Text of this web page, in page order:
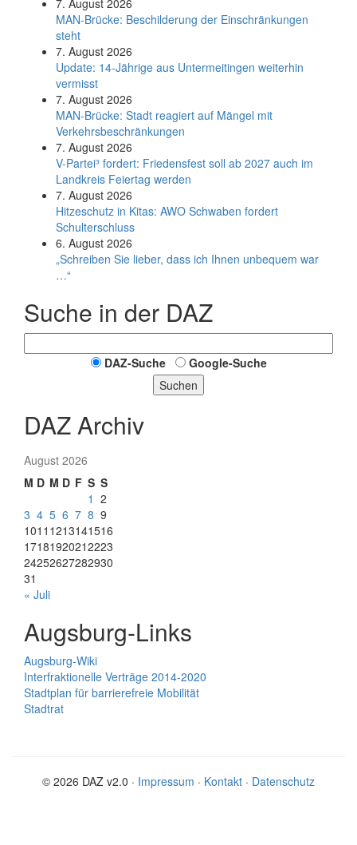
7. August 2026
MAN-Brücke: Beschilderung der Einschränkungen
steht
7. August 2026
Update: 14-Jährige aus Untermeitingen weiterhin
vermisst
7. August 2026
MAN-Brücke: Stadt reagiert auf Mängel mit
Verkehrsbeschränkungen
7. August 2026
V-Partei­³ fordert: Friedens­fest soll ab 2027 auch im
Land­kreis Feier­tag werden
7. August 2026
Hitzeschutz in Kitas: AWO Schwaben fordert
Schulterschluss
6. August 2026
„Schreiben Sie lieber, dass ich Ihnen unbequem war
…“
Suche in der DAZ
DAZ-Suche
Google-Suche
Suchen
DAZ Archiv
August 2026
M D M D F S S
1 2
3 4 5 6 7 8 9
1011 1213141516
17181920212223
24252627282930
31
« Juli
Augsburg-Links
Augsburg-Wiki
Interfraktionelle Verträge 2014-2020
Stadtplan für barrierefreie Mobilität
Stadtrat
© 2026 DAZ v2.0 · Impressum · Kontakt · Datenschutz